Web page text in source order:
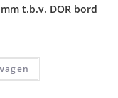
t.b.v. DOR bord